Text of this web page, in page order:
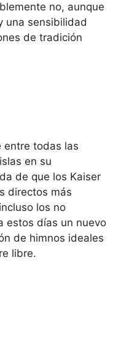
no, aunque
una sensibilidad
de tradición
entre todas las
en su
de que los Kaiser
directos más
los no
estos días un nuevo
de himnos ideales
libre.